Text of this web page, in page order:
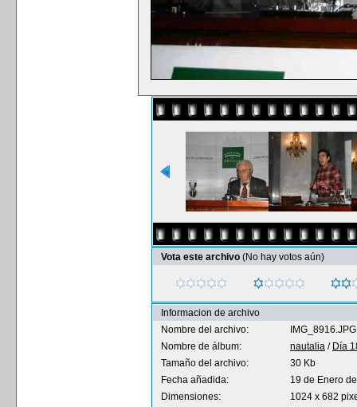
Vota este archivo (No hay votos aún)
Informacion de archivo
Nombre del archivo:
IMG_8916.JPG
Nombre de álbum:
nautalia / Día
Tamaño del archivo:
30 Kb
Fecha añadida:
19 de Enero
Dimensiones:
1024 x 682